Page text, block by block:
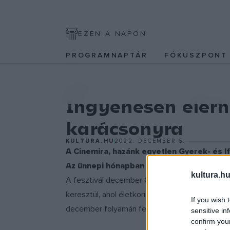
If you wish
sensitive
confirm
EZEN A NAPON
PROGRAMNAPTÁR FÓKUSZPONT
Ingyenesen
karácsonyra
KULTURA.HU 2022. DECEMBER 6.
A Cinemira, hazánk egyetlen Gyerek-
Az ünnepi hónapban 45, fiataloknak
A fesztivál december 6-tól kezdődően, egy
keresztül, ahol életkori ajánlás szerint
december folyamán felkerülnek további